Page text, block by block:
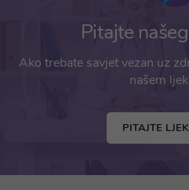
Pitajte
Ako trebate savjet vezan uz
našem
PITAJTE